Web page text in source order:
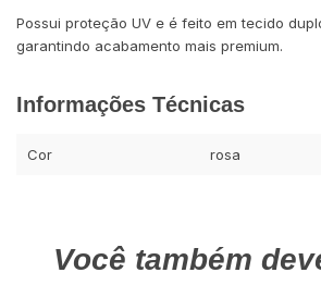
Possui proteção UV e é feito em tecido
garantindo acabamento mais premium.
Informações Técnicas
Cor rosa
Você também